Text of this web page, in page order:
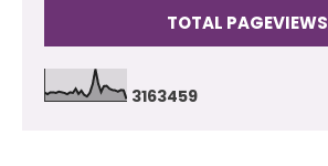
TOTAL PAGEVIEWS
3163459